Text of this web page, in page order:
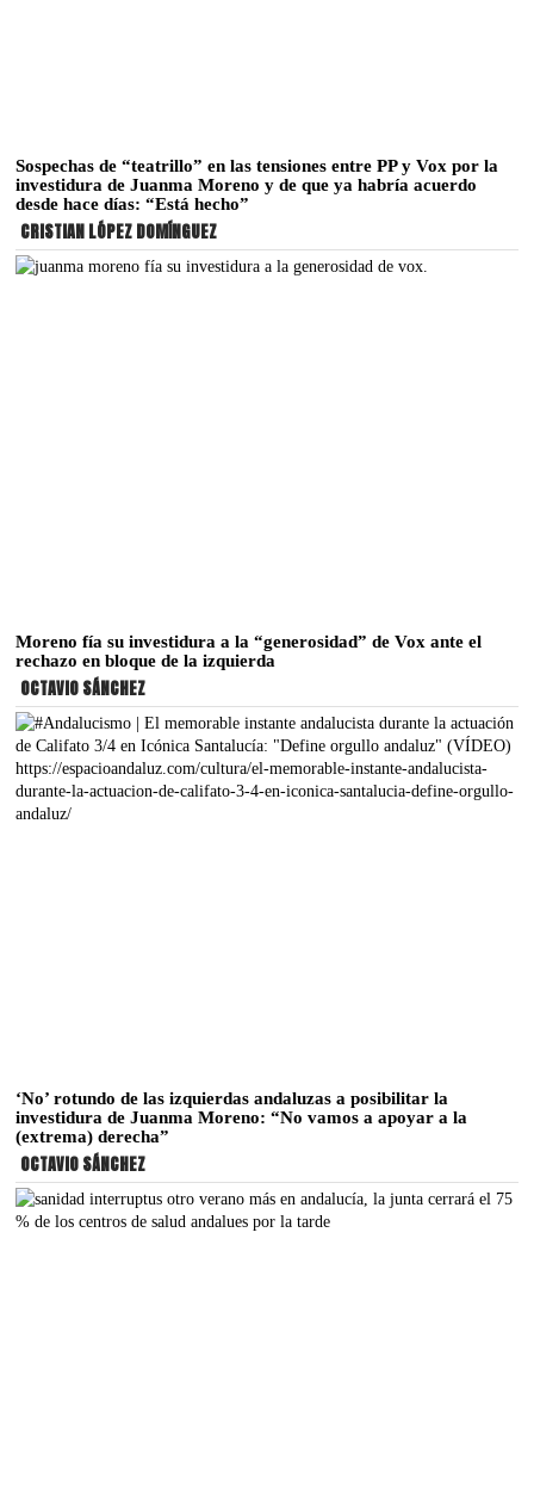
Sospechas de “teatrillo” en las tensiones entre PP y Vox por la
investidura de Juanma Moreno y de que ya habría acuerdo
desde hace días: “Está hecho”
CRISTIAN LÓPEZ DOMÍNGUEZ
Moreno fía su investidura a la “generosidad” de Vox ante el
rechazo en bloque de la izquierda
OCTAVIO SÁNCHEZ
‘No’ rotundo de las izquierdas andaluzas a posibilitar la
investidura de Juanma Moreno: “No vamos a apoyar a la
(extrema) derecha”
OCTAVIO SÁNCHEZ